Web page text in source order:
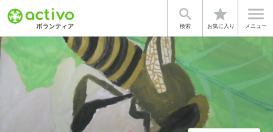

検索
star
お気に入り

メニュー
基本情報 体験談・雰囲気